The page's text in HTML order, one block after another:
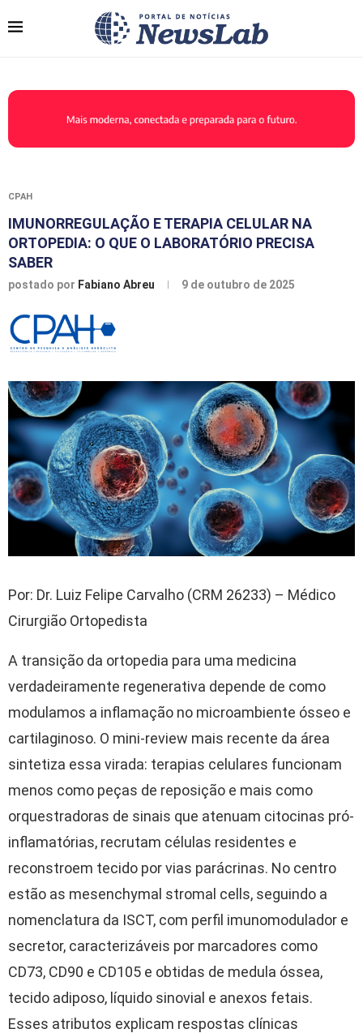
CPAH
IMUNORREGULAÇÃO E TERAPIA CELULAR NA
ORTOPEDIA: O QUE O LABORATÓRIO PRECISA
SABER
postado por Fabiano Abreu 9 de outubro de 2025
Por: Dr. Luiz Felipe Carvalho (CRM 26233) – Médico
Cirurgião Ortopedista
A transição da ortopedia para uma medicina
verdadeiramente regenerativa depende de como
modulamos a inflamação no microambiente ósseo e
cartilaginoso. O mini-review mais recente da área
sintetiza essa virada: terapias celulares funcionam
menos como peças de reposição e mais como
orquestradoras de sinais que atenuam citocinas pró-
inflamatórias, recrutam células residentes e
reconstroem tecido por vias parácrinas. No centro
estão as mesenchymal stromal cells, seguindo a
nomenclatura da ISCT, com perfil imunomodulador e
secretor, caracterizáveis por marcadores como
CD73, CD90 e CD105 e obtidas de medula óssea,
tecido adiposo, líquido sinovial e anexos fetais.
Esses atributos explicam respostas clínicas